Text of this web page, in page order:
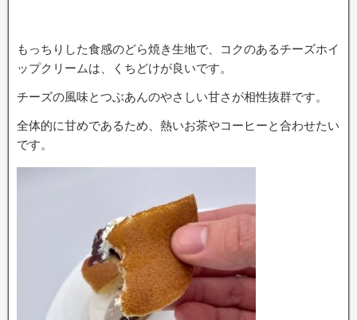
もっちりした食感のどら焼き生地で、コクのあるチーズホイ
ップクリームは、くちどけが良いです。
チーズの風味とつぶあんのやさしい甘さが相性抜群です。
全体的に甘めであるため、熱いお茶やコーヒーと合わせたい
です。